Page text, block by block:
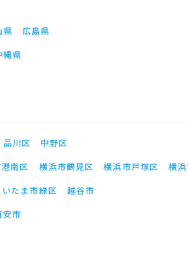
県
広島県
縄県
品川区
中野区
南区 横浜市鶴見区 横浜市戸塚区
横
いたま市緑区
越谷市
安市